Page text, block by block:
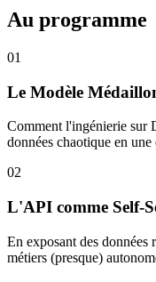
Au programme
01
Le Modèle
Comment l'ingénierie sur
données chaotique en
02
L'API comme Self-
En exposant des données
métiers (presque)